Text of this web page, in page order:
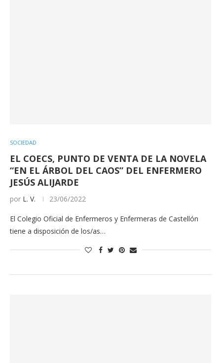
SOCIEDAD
EL COECS, PUNTO DE VENTA DE LA NOVELA
“EN EL ÁRBOL DEL CAOS” DEL ENFERMERO
JESÚS ALIJARDE
por L. V. 23/06/2022
El Colegio Oficial de Enfermeros y Enfermeras de Castellón
tiene a disposición de los/as…